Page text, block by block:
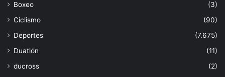
Boxeo
(3)
Ciclismo
(90)
Deportes
(7.675)
Duatlón
(11)
ducross
(2)